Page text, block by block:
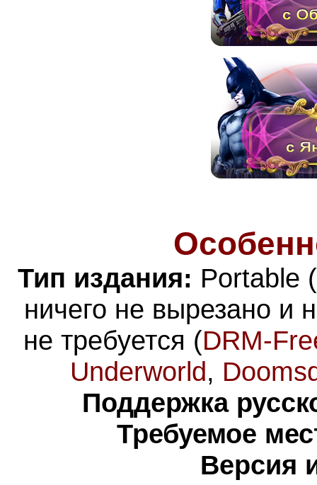
Тип издания: Portable
ничего не вырезано и
не требуется (DRM-
Underworld,
Поддержка
Требуемое
Версия